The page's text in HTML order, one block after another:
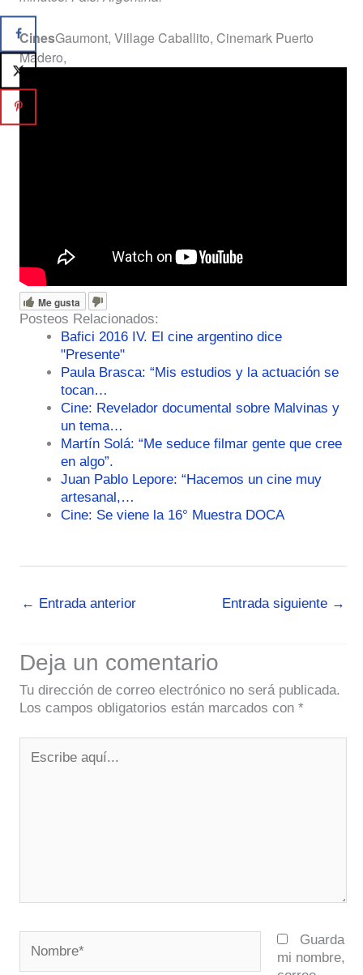
CinesGaumont, Village Caballito, Cinemark Puerto
Madero,
Me gusta
Posteos Relacionados:
Bafici 2016 IV. El cine argentino dice
"Presente"
Paula Brasca: “Mis estudios y la actuación se
tocan…
Cine: Revelador documental sobre Malvinas y
un tema…
Martín Solá: “Me seduce filmar gente que cree
en algo”.
Juan Pablo Lepore: “Hacemos un cine muy
artesanal,…
Cine: Se viene la 16° Muestra DOCA
← Entrada anterior Entrada siguiente →
Deja un comentario
Tu dirección de correo electrónico no será publicada.
Los campos obligatorios están marcados con *
aquí...
Guarda
mi nombre,